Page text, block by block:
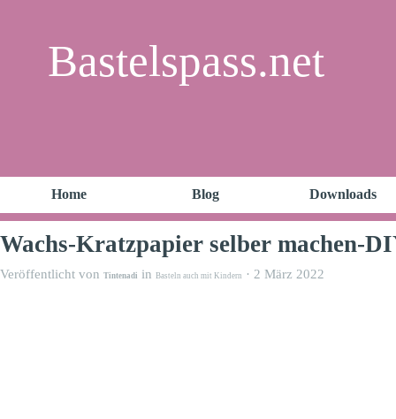
Home Blog Downloads
Bastelspass.net
Wachs-Kratzpapier selber machen-
Veröffentlicht von Tintenadi in Basteln auch mit Kindern · 2 März 2022